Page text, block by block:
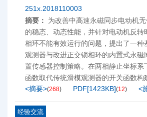
251x.2018110003
摘要：
为改善中高速永磁同步电动机
的稳态、动态性能，并针对电动机反转
相环不能有效运行的问题，提出了一种
观测器与改进正交锁相环的内置式永磁
置传感器控制策略。在两相静止坐标系
函数取代传统滑模观测器的开关函数构
<摘要>(268) PDF[1423KB](12) <
经验交流